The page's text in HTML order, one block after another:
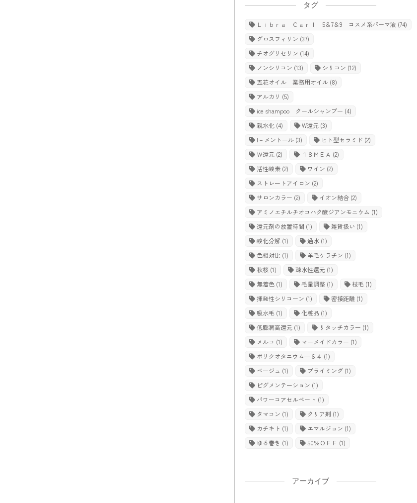
タグ
Ｌｉｂｒａ Ｃａｒｌ 5＆7＆9 コスメ系パーマ液 (74)
グロスフィリン (37)
チオグリセリン (14)
ノンシリコン (13) シリコン (12)
五花オイル 業務用オイル (8)
アルカリ (5)
ice shampoo クールシャンプー (4)
親水化 (4) W還元 (3)
l－メントール (3) ヒト型セラミド (2)
Ｗ還元 (2) １８ＭＥＡ (2)
活性酸素 (2) ワイン (2)
ストレートアイロン (2)
サロンカラー (2) イオン結合 (2)
アミノエチルチオコハク酸ジアンモニウム (1)
還元剤の放置時間 (1) 雑貨扱い (1)
酸化分解 (1) 過水 (1)
色相対比 (1) 羊毛ケラチン (1)
秋桜 (1) 疎水性還元 (1)
無着色 (1) 毛量調整 (1) 枝毛 (1)
揮発性シリコーン (1) 密接距離 (1)
吸水毛 (1) 化粧品 (1)
低膨潤高還元 (1) リタッチカラー (1)
メルコ (1) マーメイドカラー (1)
ポリクオタニウム―６４ (1)
ベージュ (1) プライミング (1)
ピグメンテーション (1)
パワーコアセルベート (1)
タマコン (1) クリア剤 (1)
カチキト (1) エマルジョン (1)
ゆる巻き (1) 50％ＯＦＦ (1)
アーカイブ